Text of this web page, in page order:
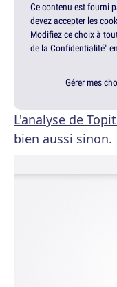
Ce contenu est fourni
devez accepter les
Modifiez ce choix à
de la Confidentialité"
Gérer mes
L'analyse de
bien aussi sinon.